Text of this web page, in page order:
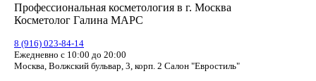
Профессиональная косметология в г. Москва
Косметолог Галина МАРС
8 (916) 023-84-14
Ежедневно с 10:00 до 20:00
Москва, Волжский бульвар, 3, корп. 2 Салон "Евростиль"